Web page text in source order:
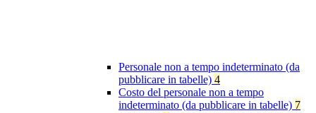
Personale non a tempo indeterminato (da
pubblicare in tabelle) 4
Costo del personale non a tempo
indeterminato (da pubblicare in tabelle) 7